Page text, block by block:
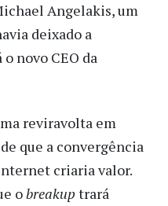
Angelakis, um
deixado a
novo CEO da
reviravolta em
que a convergência
criaria valor.
obreakuptrará